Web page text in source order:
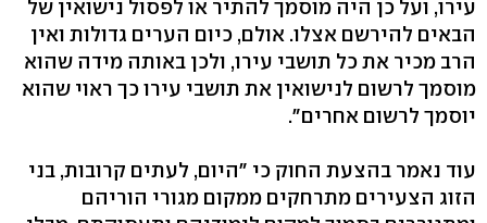
עירו, ועל כן היה מוסמך להתיר או לפסול נישואין של
הבאים להירשם אצלו. אולם, כיום הערים גדולות ואין
הרב מכיר את כל תושבי עירו, ולכן באותה מידה שהוא
מוסמך לרשום לנישואין את תושבי עירו כך ראוי שהוא
יוסמך לרשום אחרים".
עוד נאמר בהצעת החוק כי "היום, לעתים קרובות, בני
הזוג הצעירים מתרחקים ממקום מגורי הוריהם